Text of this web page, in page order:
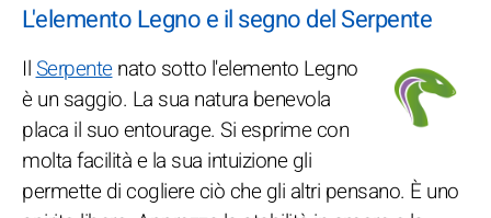
L'elemento Legno e il segno del Serpente
IlSerpentenato sotto l'elemento Legno
è un saggio. La sua natura benevola
placa il suo entourage. Si esprime con
molta facilità e la sua intuizione gli
permette di cogliere ciò che gli altri pensano. È uno